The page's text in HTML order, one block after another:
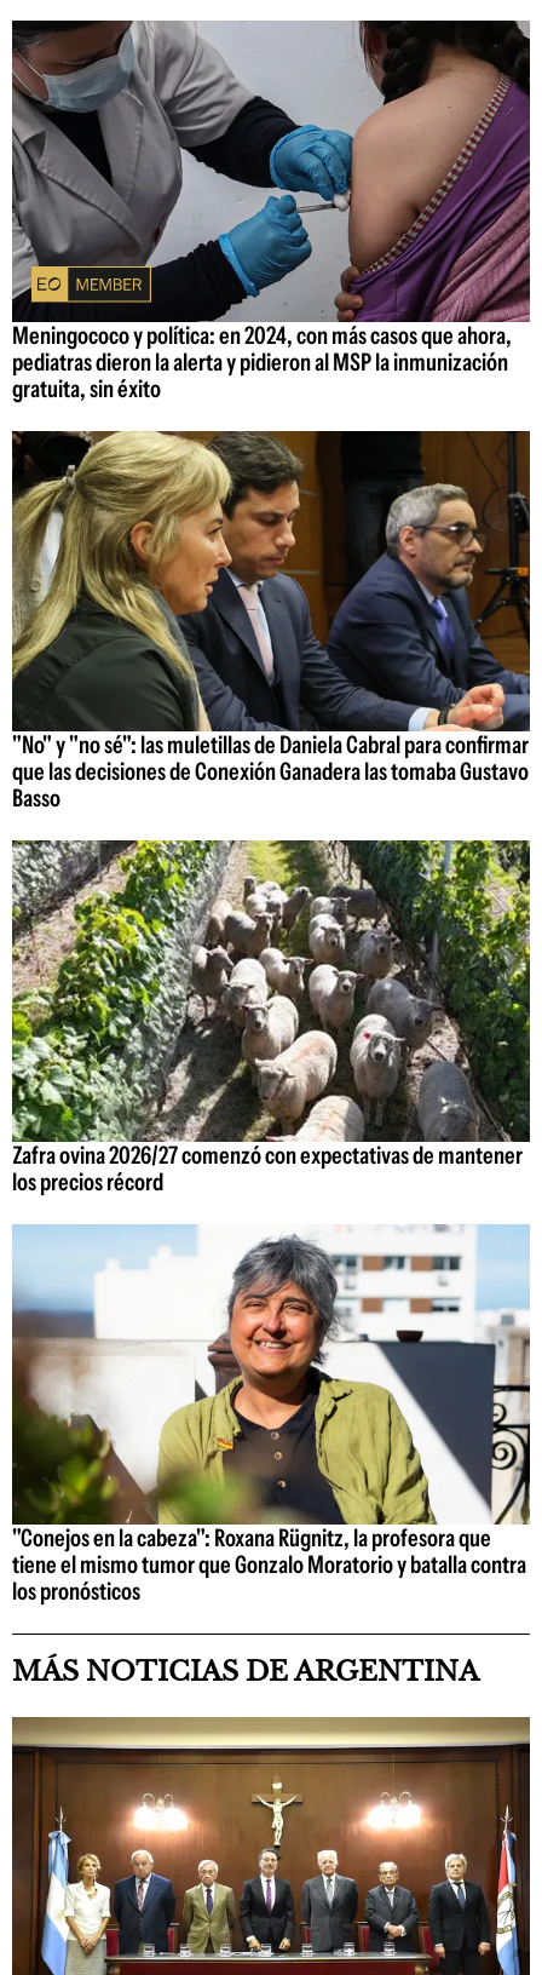
Meningococo y política: en 2024, con más casos que ahora,
pediatras dieron la alerta y pidieron al MSP la inmunización
gratuita, sin éxito
"No" y "no sé": las muletillas de Daniela Cabral para confirmar
que las decisiones de Conexión Ganadera las tomaba Gustavo
Basso
Zafra ovina 2026/27 comenzó con expectativas de mantener
los precios récord
"Conejos en la cabeza": Roxana Rügnitz, la profesora que
tiene el mismo tumor que Gonzalo Moratorio y batalla contra
los pronósticos
MÁS NOTICIAS DE ARGENTINA